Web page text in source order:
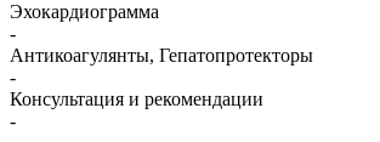
Эхокардиограмма
-
Антикоагулянты, Гепатопротекторы
-
Консультация и рекомендации
-